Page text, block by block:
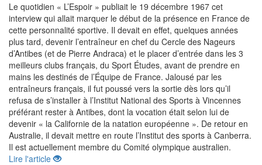
Le quotidien « L’Espoir » publiait le 19 décembre 1967 cet
interview qui allait marquer le début de la présence en France de
cette personnalité sportive. Il devait en effet, quelques années
plus tard, devenir l’entraîneur en chef du Cercle des Nageurs
d’Antibes (et de Pierre Andraca) et le placer d’entrée dans les 3
meilleurs clubs français, du Sport Études, avant de prendre en
mains les destinés de l’Équipe de France. Jalousé par les
entraîneurs français, il fut poussé vers la sortie dès lors qu’il
refusa de s’installer à l’Institut National des Sports à Vincennes
préférant rester à Antibes, dont la vocation était selon lui de
devenir « la Californie de la natation européenne ». De retour en
Australie, il devait mettre en route l’Institut des sports à Canberra.
Il est actuellement membre du Comité olympique australien.
Lire l'article